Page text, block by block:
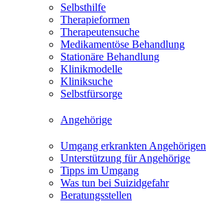
Selbsthilfe
Therapieformen
Therapeutensuche
Medikamentöse Behandlung
Stationäre Behandlung
Klinikmodelle
Kliniksuche
Selbstfürsorge
Angehörige
Umgang erkrankten Angehörigen
Unterstützung für Angehörige
Tipps im Umgang
Was tun bei Suizidgefahr
Beratungsstellen